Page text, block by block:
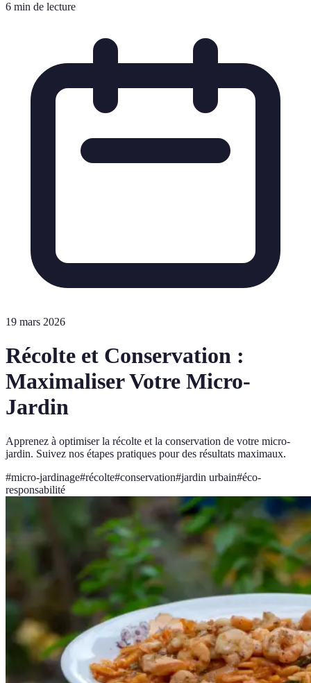
6 min de lecture
19 mars 2026
Récolte et Conservation :
Maximaliser Votre Micro-
Jardin
Apprenez à optimiser la récolte et la conservation de votre micro-
jardin. Suivez nos étapes pratiques pour des résultats maximaux.
#micro-jardinage#récolte#conservation#jardin urbain#éco-
responsabilité